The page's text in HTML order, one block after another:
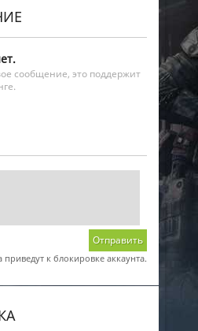
сообщение, это поддержит
Отправить
к блокировке аккаунта.